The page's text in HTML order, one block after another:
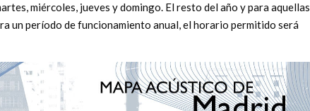
miércoles, jueves y domingo. El resto del año y para aquellas
un período de funcionamiento anual, el horario permitido será